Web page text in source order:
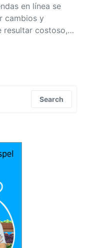
en línea se
cambios y
resultar costoso,…
Search